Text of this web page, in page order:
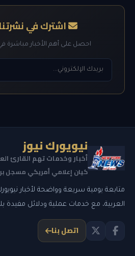
اشترك في
احصل على أهم الأخبار مباشرة في
نيويورك نيوز
أخبار وخدمات تهم القارئ
كيان إعلامي أمريكي مسجل برقم
متابعة يومية سريعة وواضحة لأخبار
العربية، مع خدمات عملية ودلائل مفيدة
اتصل بنا